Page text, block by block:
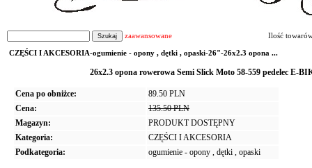
zaawansowane Ilość
CZĘŚCI I AKCESORIA-ogumienie - opony , dętki , opaski-26"-26x2.3 opona ...
26x2.3 opona rowerowa Semi Slick Moto 58-559 pedelec E-
Cena po obniżce:
89.50 PLN
Cena:
135.50 PLN
Magazyn:
PRODUKT DOSTĘPNY
Kategoria:
CZĘŚCI I AKCESORIA
Podkategoria:
ogumienie - opony , dętki , opaski